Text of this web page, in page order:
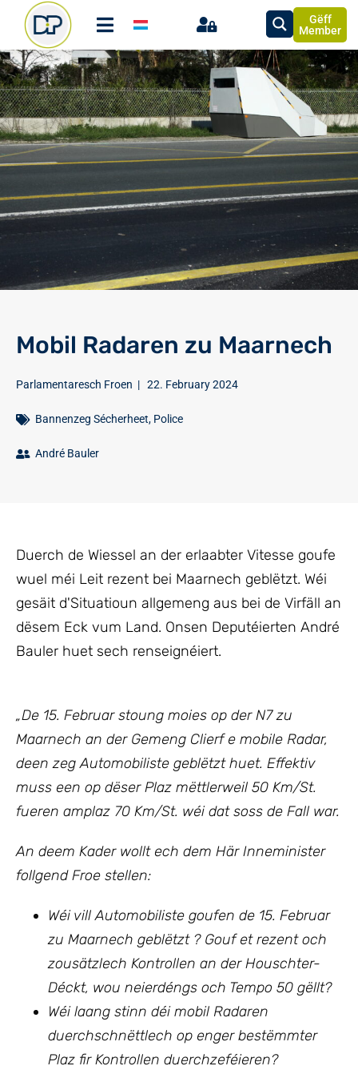
Gëff
Member
Mobil Radaren zu Maarnech
Parlamentaresch Froen | 22. February 2024
Bannenzeg Sécherheet, Police
André Bauler
Duerch de Wiessel an der erlaabter Vitesse goufe
wuel méi Leit rezent bei Maarnech geblëtzt. Wéi
gesäit d'Situatioun allgemeng aus bei de Virfäll an
dësem Eck vum Land. Onsen Deputéierten André
Bauler huet sech renseignéiert.
„De 15. Februar stoung moies op der N7 zu
Maarnech an der Gemeng Clierf e mobile Radar,
deen zeg Automobiliste geblëtzt huet. Effektiv
muss een op dëser Plaz mëttlerweil 50 Km/St.
fueren amplaz 70 Km/St. wéi dat soss de Fall war.
An deem Kader wollt ech dem Här Inneminister
follgend Froe stellen:
Wéi vill Automobiliste goufen de 15. Februar
zu Maarnech geblëtzt ? Gouf et rezent och
zousätzlech Kontrollen an der Houschter-
Déckt, wou neierdéngs och Tempo 50 gëllt?
Wéi laang stinn déi mobil Radaren
duerchschnëttlech op enger bestëmmter
Plaz fir Kontrollen duerchzeféieren?